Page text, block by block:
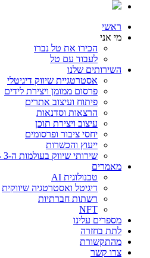
ראשי
מי אני
הכירו את טל נברו
לעבוד עם טל
השירותים שלנו
אסטרטגיית שיווק דיגיטלי
פרסום ממומן ויצירת לידים
פיתוח ועיצוב אתרים
הרצאות וסדנאות
עיצוב ויצירת תוכן
יחסי ציבור ופרסומים
ייעוץ והכשרות
שירותי שיווק בעולמות ה-WEB 3 וה-NFT
מאמרים
טכנולוגית AI
דיגיטל ואסטרטגיה שיווקית
רשתות חברתיות
NFT
מספרים עלינו
לתת בחזרה
מהתקשורת
צרו קשר